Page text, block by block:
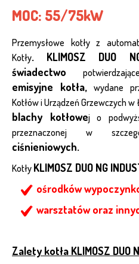
MOC: 55/75kW
Przemysłowe kotły z
Kotły. KLIMOSZ DUO
świadectwo
emisyjne kotła,wydane
Kotłów i Urządzeń Grzewczych w
blachy kotłowej o
przeznaczonej w
ciśnieniowych.
Kotły KLIMOSZ DUO NG
ośrodków
warsztatów oraz
Zalety kotła KLIMOSZ DUO